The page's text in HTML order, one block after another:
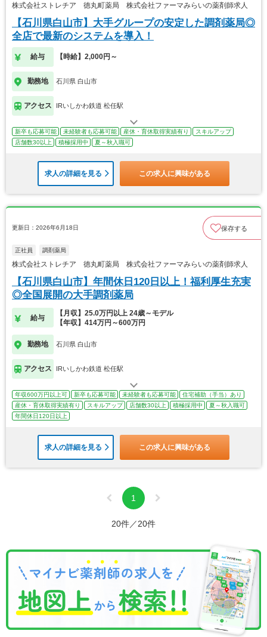
株式会社ストレチア 徳丸町薬局 株式会社ファーマみらいの薬剤師求人
【石川県白山市】大手グループの安定した調剤薬局◎
全店で最新のシステムを導入！
給与 【時給】2,000円～
勤務地 石川県 白山市
アクセス IRいしかわ鉄道 松任駅
新卒も応募可能 未経験者も応募可能 産休・育休取得実績有り
スキルアップ
店舗数30以上
積極採用中 夏～秋入職可
求人の詳細を見る この求人に興味がある
更新日：2026年6月18日 保存する
正社員 調剤薬局
株式会社ストレチア 徳丸町薬局 株式会社ファーマみらいの薬剤師求人
【石川県白山市】年間休日120日以上！福利厚生充実
◎全国展開の大手調剤薬局
給与
【月収】25.0万円以上 24歳～モデル
【年収】414万円～600万円
勤務地 石川県 白山市
アクセス IRいしかわ鉄道 松任駅
年収600万円以上可 新卒も応募可能 未経験者も応募可能
住宅補助（手当）あり
産休・育休取得実績有り
スキルアップ 店舗数30以上 積極採用中
夏～秋入職可
年間休日120日以上
求人の詳細を見る この求人に興味がある
1
20件／20件